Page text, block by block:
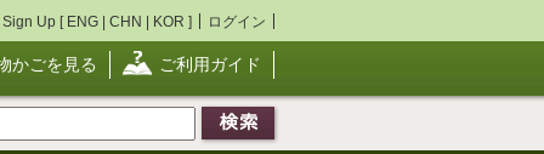
Sign Up [ ENG | CHN | KOR ] ログイン
かごを見る ご利用ガイド